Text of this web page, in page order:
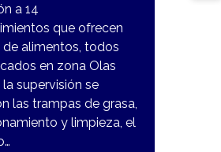
a 14
que ofrecen
de alimentos, todos
en zona Olas
la supervisión se
las trampas de grasa,
y limpieza, el